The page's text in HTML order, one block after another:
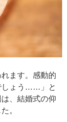
ます。感動的
しょう……」と
、結婚式の仰
。